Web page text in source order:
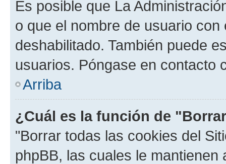
Es posible que La
o que el nombre de usuario
deshabilitado. También puede
usuarios. Póngase en contacto
Arriba
¿Cuál es la función de
"Borrar todas las cookies del
phpBB, las cuales le